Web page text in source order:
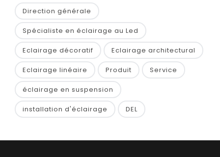
Direction générale
Spécialiste en éclairage au Led
Eclairage décoratif Eclairage architectural
Eclairage linéaire Produit Service
éclairage en suspension
installation d'éclairage DEL